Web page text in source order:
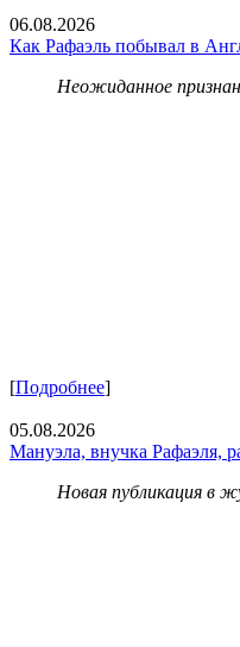
06.08.2026
Как Рафаэль побывал в
Неожиданное
[Подробнее]
05.08.2026
Мануэла, внучка Рафаэля,
Новая публикация в